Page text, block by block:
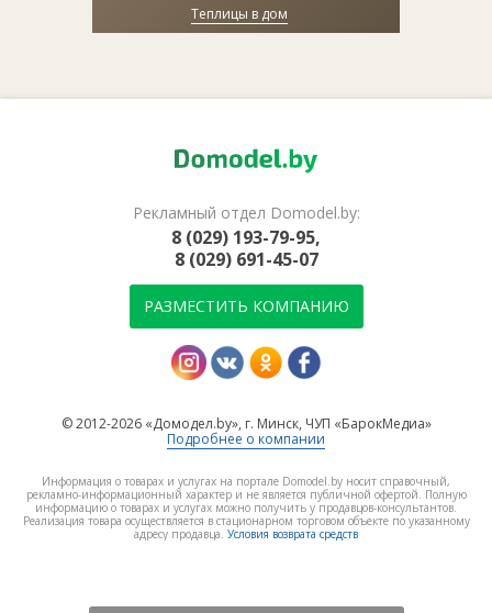
Теплицы в дом
Рекламный отдел Domodel.by:
8 (029) 193-79-95,
8 (029) 691-45-07
РАЗМЕСТИТЬ КОМПАНИЮ
© 2012-2026 «Домодел.by», г. Минск, ЧУП «БарокМедиа»
Подробнее о компании
Информация о товарах и услугах на портале Domodel.by носит справочный,
рекламно-информационный характер и не является публичной офертой. Полную
информацию о товарах и услугах можно получить у продавцов-консультантов.
Реализация товара осуществляется в стационарном торговом объекте по указанному
адресу продавца. Условия возврата средств